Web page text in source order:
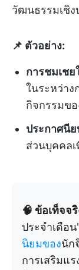
วัฒนธรรมเชิง
📌 ตัวอย่าง:
การชมเช
ในระหว่า
กิจกรรมข
ประกาศนี
ส่วนบุคคลเ
🧠 ข้อเท็จจ
ประจำเดือ
นิยมของนัก
การเสริมแ